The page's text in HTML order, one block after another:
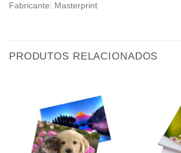
Fabricante: Masterprint
PRODUTOS RELACIONADOS